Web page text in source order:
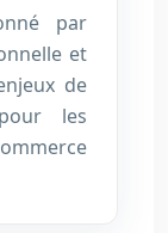
par
et
de
les